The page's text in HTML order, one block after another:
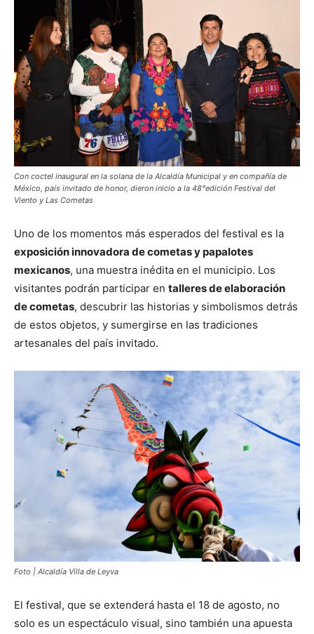
Con coctel inaugural en la solana de la Alcaldía Municipal y en compañía de
México, país invitado de honor, dieron inicio a la 48°edición Festival del
Viento y Las Cometas
Uno de los momentos más esperados del festival es la
exposición innovadora de cometas y papalotes
mexicanos, una muestra inédita en el municipio. Los
visitantes podrán participar en talleres de elaboración
de cometas, descubrir las historias y simbolismos detrás
de estos objetos, y sumergirse en las tradiciones
artesanales del país invitado.
Foto | Alcaldía Villa de Leyva
El festival, que se extenderá hasta el 18 de agosto, no
solo es un espectáculo visual, sino también una apuesta